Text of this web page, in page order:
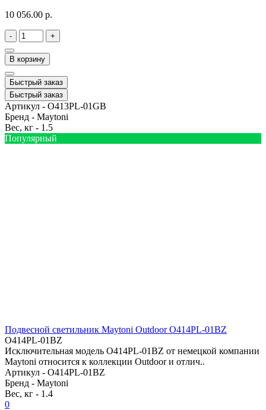
10 056.00 р.
- +
В корзину
Быстрый заказ
Быстрый заказ
Артикул - O413PL-01GB
Бренд - Maytoni
Вес, кг - 1.5
Популярный
Подвесной светильник Maytoni Outdoor O414PL-01BZ
O414PL-01BZ
Исключительная модель O414PL-01BZ от немецкой компании
Maytoni относится к коллекции Outdoor и отлич..
Артикул - O414PL-01BZ
Бренд - Maytoni
Вес, кг - 1.4
0